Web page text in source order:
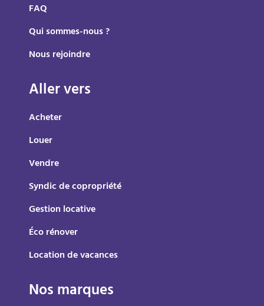
FAQ
Qui sommes-nous ?
Nous rejoindre
Aller vers
Acheter
Louer
Vendre
Syndic de copropriété
Gestion locative
Éco rénover
Location de vacances
Nos marques